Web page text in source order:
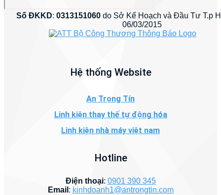
Số ĐKKD:0313151060 do Sở Kế Hoạch và Đầu Tư T.p
06/03/2015
Hệ thống Website
An Trọng Tín
Linh kiện thay thế tự động hóa
Linh kiện nhà máy việt nam
Hotline
Điện thoại: 0901 390 345
Email : kinhdoanh1@antrongtin.com